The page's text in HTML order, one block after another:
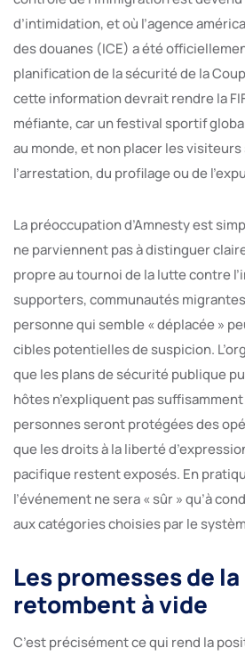
d’intimidation, et où l’agence
des douanes (ICE) a été
planification de la sécurité de la
cette information devrait rendre la
méfiante, car un festival sportif
au monde, et non placer les visiteurs
l’arrestation, du profilage ou de
La préoccupation d’Amnesty est
ne parviennent pas à distinguer
propre au tournoi de la lutte contre
supporters, communautés
personne qui semble « déplacée »
cibles potentielles de suspicion.
que les plans de sécurité publique
hôtes n’expliquent pas
personnes seront protégées des
que les droits à la liberté
pacifique restent exposés. En
l’événement ne sera « sûr » qu’à
aux catégories choisies par le
Les promesses de la
retombent à vide
C’est précisément ce qui rend la